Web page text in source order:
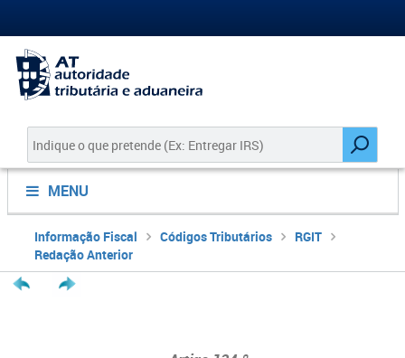
MENU
Informação Fiscal Códigos Tributários
RGIT
Redação Anterior